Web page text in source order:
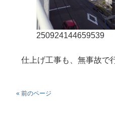
250924144659539
仕上げ工事も、無事故で
« 前のページ